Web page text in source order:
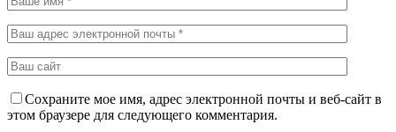
Сохраните мое имя, адрес электронной почты и веб-сайт в
этом браузере для следующего комментария.